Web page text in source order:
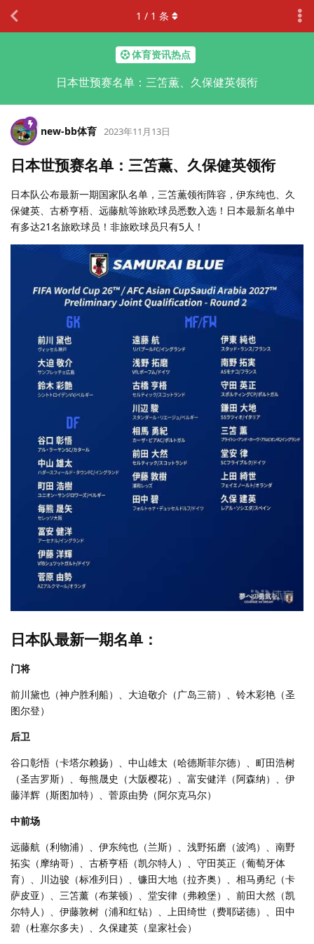
体育资讯热点
日本世预赛名单：三笘薫、久保健英领衔
1 / 1 条
new-bb体育 2023年11月13日
日本世预赛名单：三笘薫、久保健英领衔
日本队公布最新一期国家队名单，三笘薫领衔阵容，伊东纯也、久
保健英、古桥亨梧、远藤航等旅欧球员悉数入选！日本最新名单中
有多达21名旅欧球员！非旅欧球员只有5人！
日本队最新一期名单：
门将
前川黛也（神户胜利船）、大迫敬介（广岛三箭）、铃木彩艳（圣
图尔登）
后卫
谷口彰悟（卡塔尔赖扬）、中山雄太（哈德斯菲尔德）、町田浩树
（圣吉罗斯）、每熊晟史（大阪樱花）、富安健洋（阿森纳）、伊
藤洋辉（斯图加特）、菅原由势（阿尔克马尔）
中前场
远藤航（利物浦）、伊东纯也（兰斯）、浅野拓磨（波鸿）、南野
拓实（摩纳哥）、古桥亨梧（凯尔特人）、守田英正（葡萄牙体
育）、川边骏（标准列日）、镰田大地（拉齐奥）、相马勇纪（卡
萨皮亚）、三笘薰（布莱顿）、堂安律（弗赖堡）、前田大然（凯
尔特人）、伊藤敦树（浦和红钻）、上田绮世（费耶诺德）、田中
碧（杜塞尔多夫）、久保建英（皇家社会）